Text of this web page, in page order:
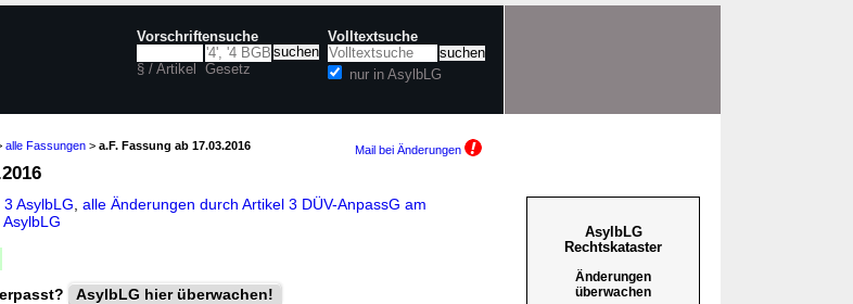
Vorschriftensuche
§ / Artikel Gesetz
Volltextsuche
nur in AsylbLG
alle Fassungen > a.F. Fassung ab 17.03.2016 Mail bei Änderungen
AsylbLG alle Änderungen durch Artikel 3 DÜV-AnpassG am
AsylbLG hier überwachen!
AsylbLG
Rechtskataster
Änderungen
überwachen